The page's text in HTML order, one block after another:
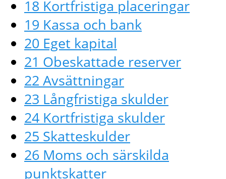
18 Kortfristiga placeringar
19 Kassa och bank
20 Eget kapital
21 Obeskattade reserver
22 Avsättningar
23 Långfristiga skulder
24 Kortfristiga skulder
25 Skatteskulder
26 Moms och särskilda
punktskatter